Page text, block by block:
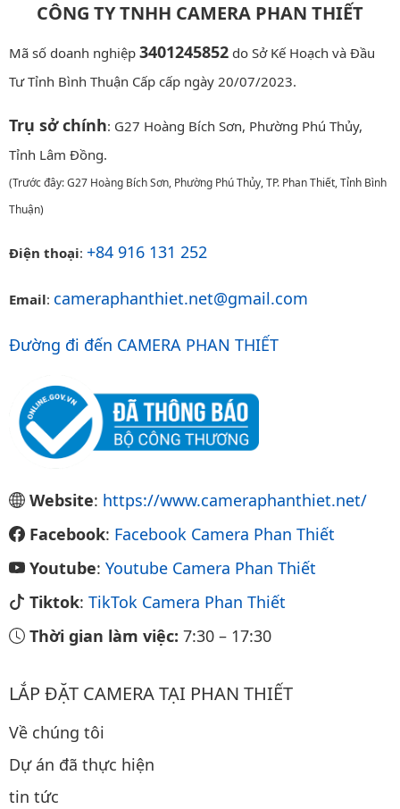
CÔNG TY TNHH CAMERA PHAN THIẾT
Mã số doanh nghiệp 3401245852 do Sở Kế Hoạch và Đầu
Tư Tỉnh Bình Thuận Cấp cấp ngày 20/07/2023.
Trụ sở chính: G27 Hoàng Bích Sơn, Phường Phú Thủy,
Tỉnh Lâm Đồng.
(Trước đây: G27 Hoàng Bích Sơn, Phường Phú Thủy, TP. Phan Thiết, Tỉnh Bình
Thuận)
Điện thoại: +84 916 131 252
Email: cameraphanthiet.net@gmail.com
Đường đi đến CAMERA PHAN THIẾT
Website: https://www.cameraphanthiet.net/
Facebook: Facebook Camera Phan Thiết
Youtube: Youtube Camera Phan Thiết
Tiktok: TikTok Camera Phan Thiết
Thời gian làm việc: 7:30 – 17:30
LẮP ĐẶT CAMERA TẠI PHAN THIẾT
Về chúng tôi
Dự án đã thực hiện
tin tức